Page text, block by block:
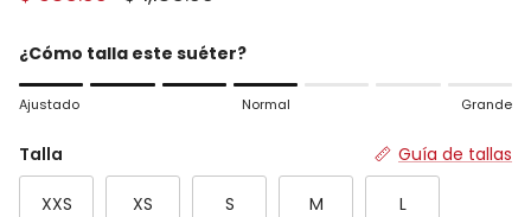
¿Cómo talla este suéter?
Rating of 1 means Ajustado.
Middle rating means Normal.
Rating of 7 means Grande.
The rating of this product for "" is 4.
Ajustado Normal Grande
Talla Guía de tallas
XXS XS S M L